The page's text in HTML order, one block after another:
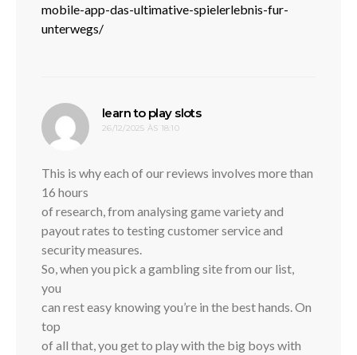
mobile-app-das-ultimative-spielerlebnis-fur-
unterwegs/
learn to play slotsdisse:
26/12/2025 ÀS 18:10
This is why each of our reviews involves more than
16 hours
of research, from analysing game variety and
payout rates to testing customer service and
security measures.
So, when you pick a gambling site from our list,
you
can rest easy knowing you’re in the best hands. On
top
of all that, you get to play with the big boys with